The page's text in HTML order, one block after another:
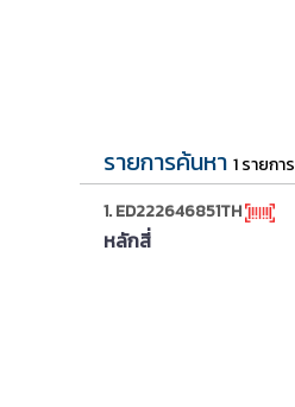
รายการค้นหา1 รายการ
1. ED222646851TH
หลักสี่